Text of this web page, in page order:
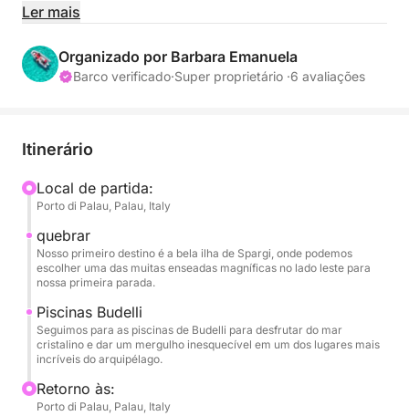
as maravilhas do arquipélago de La Maddalena. Este
navegar pelas ilhas e enseadas mais belas,
oferecendo uma experiência íntima e inesquecível.
circundam as principais ilhas. Sua primeira parada
areia fina como Cala Corsara e Cala Soraya, onde
você poderá mergulhar em um mar resplandecente
com tons caribenhos. Em seguida, podemos fazer
uma segunda parada nas piscinas naturais entre as
ilhas de Budelli e Santa Maria, um corpo de água
estonteante. Como alternativa, podemos explorar
Caprera, escolhendo algumas enseadas onde
poderemos parar para nadar e relaxar.
O bote está equipado com todos os equipamentos
Ler mais
Organizado por Barbara Emanuela
Barco verificado·Super proprietário ·6 avaliações
Itinerário
Local de partida:
Porto di Palau, Palau, Italy
quebrar
Nosso primeiro destino é a bela ilha de Spargi, onde podemos
escolher uma das muitas enseadas magníficas no lado leste para
nossa primeira parada.
Piscinas Budelli
Seguimos para as piscinas de Budelli para desfrutar do mar
cristalino e dar um mergulho inesquecível em um dos lugares mais
incríveis do arquipélago.
Retorno às:
Porto di Palau, Palau, Italy